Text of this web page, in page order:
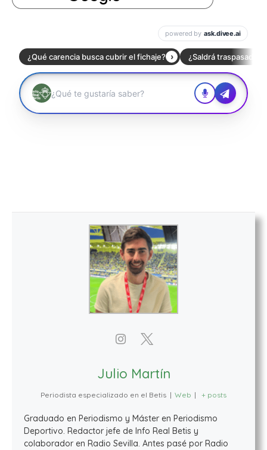
Julio Martín
Periodista especializado en el Betis | Web | + posts
Graduado en Periodismo y Máster en Periodismo
Deportivo. Redactor jefe de Info Real Betis y
colaborador en Radio Sevilla. Antes pasé por Radio